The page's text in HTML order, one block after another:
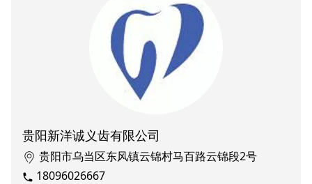
贵阳新洋诚义齿有限公司
贵阳市乌当区东风镇云锦村马百路云锦段2号
18096026667